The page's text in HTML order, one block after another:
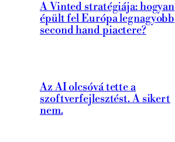
A Vinted stratégiája: hogyan
épült fel Európa legnagyobb
second hand piactere?
Az AI olcsóvá tette a
szoftverfejlesztést. A sikert
nem.